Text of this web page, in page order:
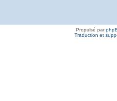
Propulsé par
Traduction et